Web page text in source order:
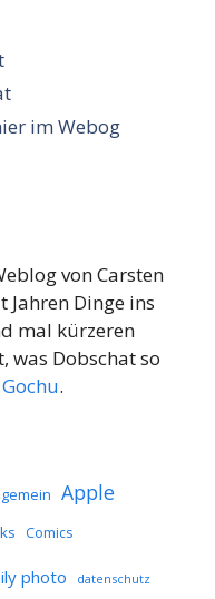
im Webog
von Carsten
Jahren Dinge ins
mal kürzeren
was Dobschat so
.
Apple
Comics
photo datenschutz